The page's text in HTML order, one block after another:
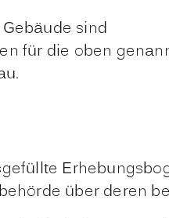
sind
für die oben
über deren